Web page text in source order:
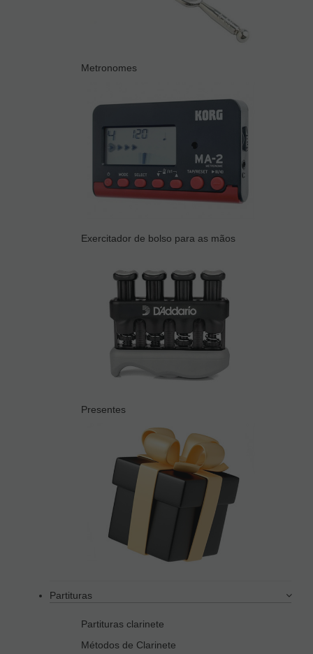
Metronomes
Exercitador de bolso para as mãos
Presentes
Partituras
Partituras clarinete
Métodos de Clarinete